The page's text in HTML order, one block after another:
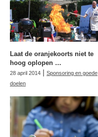
Laat de oranjekoorts niet te
hoog oplopen …
28 april 2014 | Sponsoring en goede
doelen